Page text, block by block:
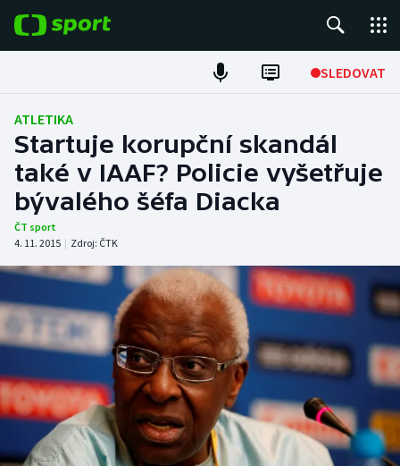
SLEDOVAT
Fotbal
Hokej
Tenis
Atletika
Cyklistika
DALŠÍ SPORTY
Americký fotbal
Baseball a softbal
Basketbal
NEPŘEHLÉDNĚTE
Soutěže
Historické návraty
ATLETIKA
Startuje korupční skandál
také v IAAF? Policie vyšetřuje
bývalého šéfa Diacka
ČT sport
4. 11. 2015 | Zdroj: ČTK